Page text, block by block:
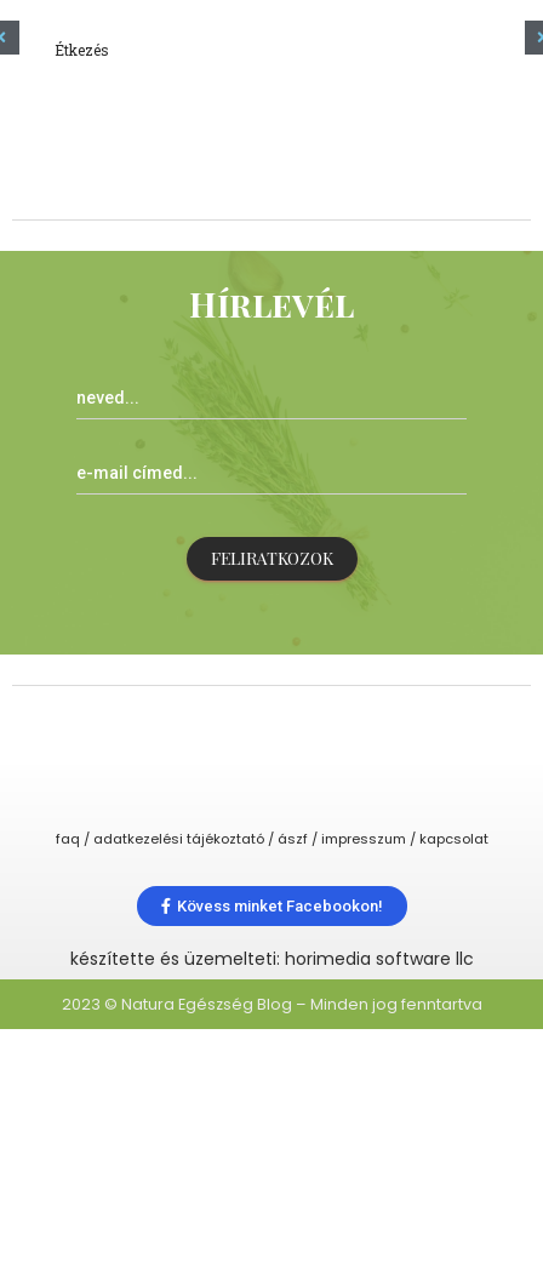
Étkezés
Hírlevél
FELIRATKOZOK
faq / adatkezelési tájékoztató / ászf / impresszum / kapcsolat
Kövess minket Facebookon!
készítette és üzemelteti: horimedia software llc
2023 © Natura Egészség Blog – Minden jog fenntartva